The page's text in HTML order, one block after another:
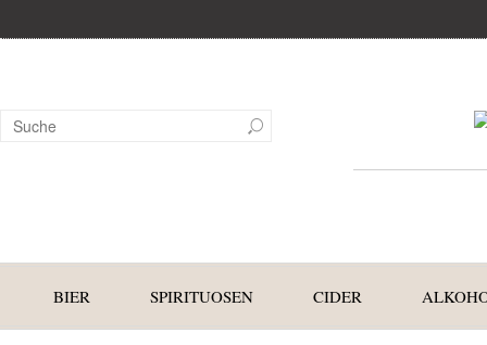
BIER SPIRITUOSEN CIDER